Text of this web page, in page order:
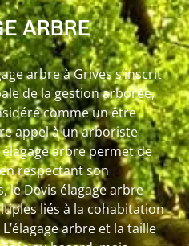
ARBRE
arbre à Grives s’inscrit
de la gestion arborée,
comme un être
appel à un arboriste
arbre permet de
respectant son
le Devis élagage arbre
liés à la cohabitation
arbre et la taille